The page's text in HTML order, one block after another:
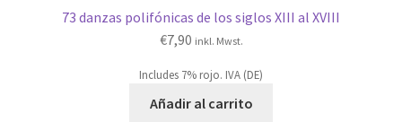
73 danzas polifónicas de los siglos XIII al XVIII
€7,90 inkl. Mwst.
Includes 7% rojo. IVA (DE)
Añadir al carrito